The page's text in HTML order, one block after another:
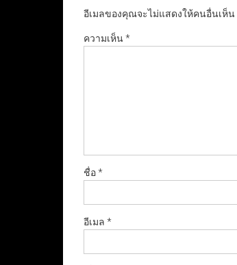
อีเมลของคุณจะไม่แสดงให้คนอื่นเห็น
ความเห็น*
ชื่อ*
อีเมล *